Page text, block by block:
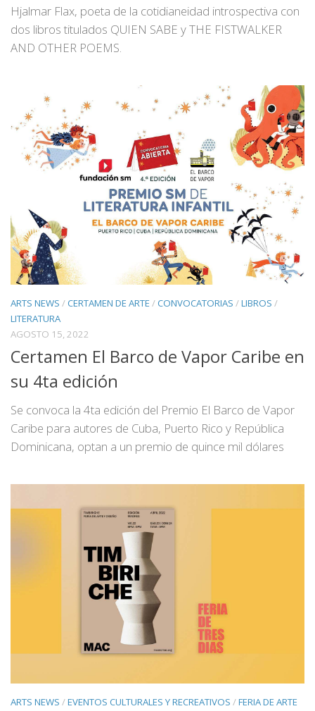
Hjalmar Flax, poeta de la cotidianeidad introspectiva con
dos libros titulados QUIEN SABE y THE FISTWALKER
AND OTHER POEMS.
ARTS NEWS /CERTAMEN DE ARTE /CONVOCATORIAS /LIBROS /
LITERATURA
AGOSTO 15, 2022
Certamen El Barco de Vapor Caribe en
su 4ta edición
Se convoca la 4ta edición del Premio El Barco de Vapor
Caribe para autores de Cuba, Puerto Rico y República
Dominicana, optan a un premio de quince mil dólares
ARTS NEWS /EVENTOS CULTURALES Y RECREATIVOS /FERIA DE ARTE